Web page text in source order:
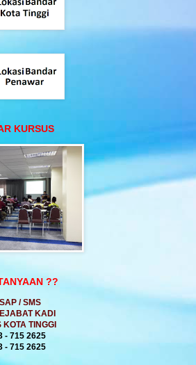
KURSUS
??
/ SMS
KADI
KOTA TINGGI
715 2625
715 2625